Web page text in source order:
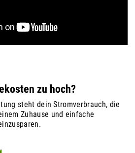
zu hoch?
steht dein Stromverbrauch, die
Zuhause und einfache